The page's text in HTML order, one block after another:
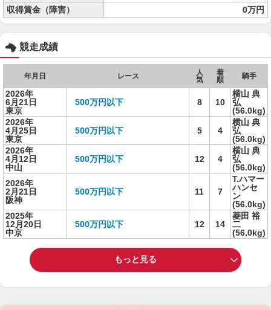
収得賞金（障害）
0万円
競走成績
年月日 レース
人
気
着
順
騎手
2026年
6月21日
東京
500万円以下 8 10
横山 典
弘
(56.0kg)
2026年
4月25日
東京
500万円以下 5 4
横山 典
弘
(56.0kg)
2026年
4月12日
中山
500万円以下 12 4
横山 典
弘
(56.0kg)
2026年
2月21日
阪神
500万円以下 11 7
T.ハマー
ハンセ
ン
(56.0kg)
2025年
12月20日
中京
500万円以下 12 14
菱田 裕
二
(56.0kg)
もっと見る